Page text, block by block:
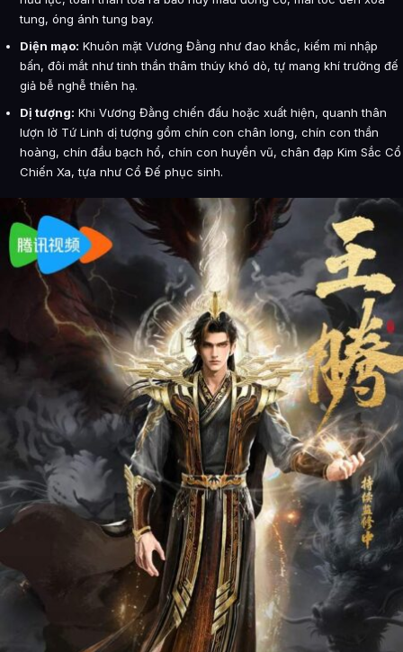
tung, óng ánh tung bay.
Diện mạo: Khuôn mặt Vương Đằng như đao khắc, kiếm mi nhập
bấn, đôi mắt như tinh thần thâm thúy khó dò, tự mang khí trường đế
giả bễ nghễ thiên hạ.
Dị tượng: Khi Vương Đằng chiến đấu hoặc xuất hiện, quanh thân
lượn lờ Tứ Linh dị tượng gồm chín con chân long, chín con thần
hoàng, chín đầu bạch hổ, chín con huyền vũ, chân đạp Kim Sắc Cổ
Chiến Xa, tựa như Cổ Đế phục sinh.